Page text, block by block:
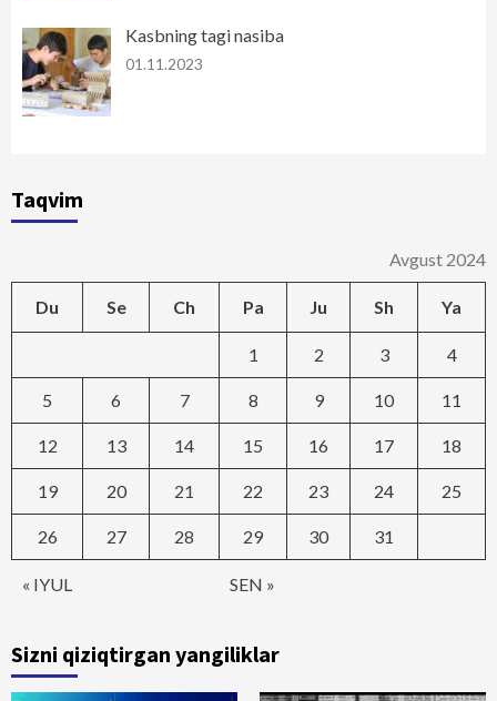
Kasbning tagi nasiba
01.11.2023
Taqvim
Avgust 2024
Du Se Ch Pa Ju Sh Ya
« IYUL SEN »
1 2 3 4
5 6 7 8 9 10 11
12 13 14 15 16 17 18
19 20 21 22 23 24 25
26 27 28 29 30 31
Sizni qiziqtirgan yangiliklar